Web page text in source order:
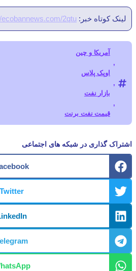
کوتاه خبر:https://ecobannews.com/2qtu
آمریکا و چین
اوپک پلاس
بازار نفت
قیمت نفت برنت
Facebook
Twitter
LinkedIn
Telegram
WhatsApp